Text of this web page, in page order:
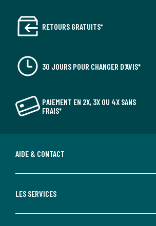
RETOURS GRATUITS*
30 JOURS POUR CHANGER D'AVIS*
PAIEMENT EN 2X, 3X OU 4X SANS
FRAIS*
AIDE & CONTACT
LES SERVICES